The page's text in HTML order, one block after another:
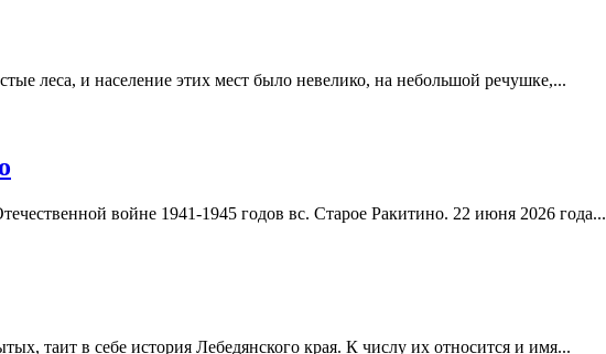
леса, и население этих мест было невелико, на небольшой речушке,...
войне 1941-1945 годов вс. Старое Ракитино. 22 июня 2026 года...
таит в себе история Лебедянского края. К числу их относится и имя...